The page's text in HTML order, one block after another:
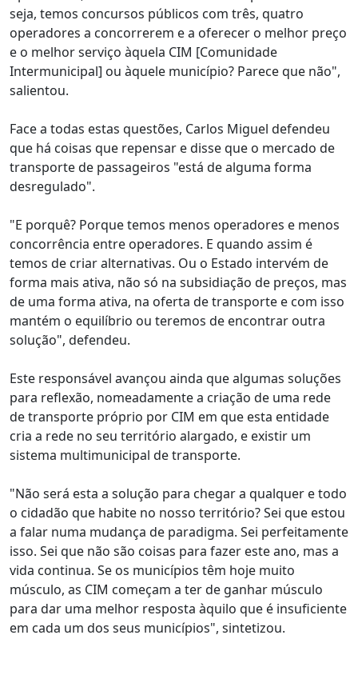
seja, temos concursos públicos com três, quatro
operadores a concorrerem e a oferecer o melhor preço
e o melhor serviço àquela CIM [Comunidade
Intermunicipal] ou àquele município? Parece que não",
salientou.
Face a todas estas questões, Carlos Miguel defendeu
que há coisas que repensar e disse que o mercado de
transporte de passageiros "está de alguma forma
desregulado".
"E porquê? Porque temos menos operadores e menos
concorrência entre operadores. E quando assim é
temos de criar alternativas. Ou o Estado intervém de
forma mais ativa, não só na subsidiação de preços, mas
de uma forma ativa, na oferta de transporte e com isso
mantém o equilíbrio ou teremos de encontrar outra
solução", defendeu.
Este responsável avançou ainda que algumas soluções
para reflexão, nomeadamente a criação de uma rede
de transporte próprio por CIM em que esta entidade
cria a rede no seu território alargado, e existir um
sistema multimunicipal de transporte.
"Não será esta a solução para chegar a qualquer e todo
o cidadão que habite no nosso território? Sei que estou
a falar numa mudança de paradigma. Sei perfeitamente
isso. Sei que não são coisas para fazer este ano, mas a
vida continua. Se os municípios têm hoje muito
músculo, as CIM começam a ter de ganhar músculo
para dar uma melhor resposta àquilo que é insuficiente
em cada um dos seus municípios", sintetizou.